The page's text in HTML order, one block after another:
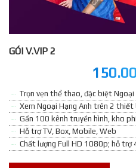
GÓI V.VIP 2
Trọn vẹn thể thao, đặc biệt Ngoại
Xem Ngoại Hạng Anh trên 2
Gần 100 kênh truyền hình, kho
Hỗ trợ TV, Box, Mobile, Web
Chất lượng Full HD 1080p; hỗ trợ